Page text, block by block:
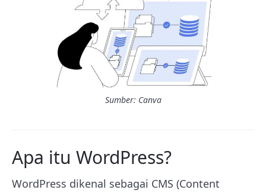
Sumber: Canva
Apa itu WordPress?
WordPress dikenal sebagai CMS (Content